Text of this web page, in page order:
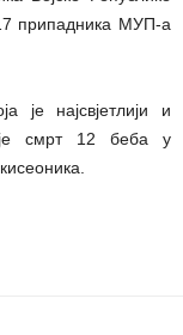
припадника МУП-а
је најсвјетлији и
је смрт 12 беба у